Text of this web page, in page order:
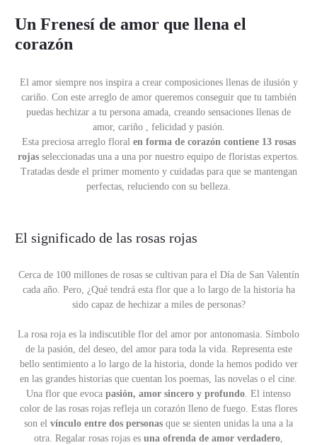
Un Frenesí de amor que llena el
corazón
El amor siempre nos inspira a crear composiciones llenas de ilusión y
cariño. Con este arreglo de amor queremos conseguir que tu también
puedas hechizar a tu persona amada, creando sensaciones llenas de
amor, cariño , felicidad y pasión.
Esta preciosa arreglo floral en forma de corazón contiene 13 rosas
rojas seleccionadas una a una por nuestro equipo de floristas expertos.
Tratadas desde el primer momento y cuidadas para que se mantengan
perfectas, reluciendo con su belleza.
El significado de las rosas rojas
Cerca de 100 millones de rosas se cultivan para el Día de San Valentín
cada año. Pero, ¿Qué tendrá esta flor que a lo largo de la historia ha
sido capaz de hechizar a miles de personas?
La rosa roja es la indiscutible flor del amor por antonomasia. Símbolo
de la pasión, del deseo, del amor para toda la vida. Representa este
bello sentimiento a lo largo de la historia, donde la hemos podido ver
en las grandes historias que cuentan los poemas, las novelas o el cine.
Una flor que evoca pasión, amor sincero y profundo. El intenso
color de las rosas rojas refleja un corazón lleno de fuego. Estas flores
son el vínculo entre dos personas que se sienten unidas la una a la
otra. Regalar rosas rojas es una ofrenda de amor verdadero,